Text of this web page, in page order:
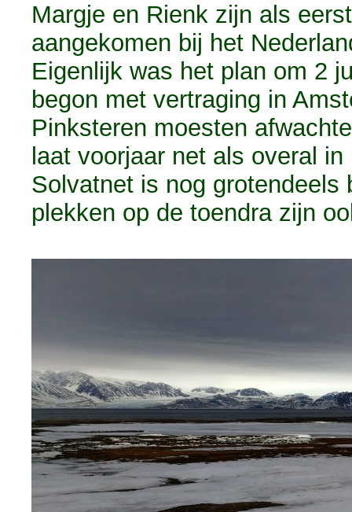
Margje en Rienk zijn als
aangekomen bij het
Eigenlijk was het plan om 2
begon met vertraging in
Pinksteren moesten
laat voorjaar net als overal
Solvatnet is nog grotendeels
plekken op de toendra zijn